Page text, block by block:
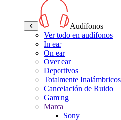
Audífonos
Ver todo en audífonos
In ear
On ear
Over ear
Deportivos
Totalmente Inalámbricos
Cancelación de Ruido
Gaming
Marca
Sony